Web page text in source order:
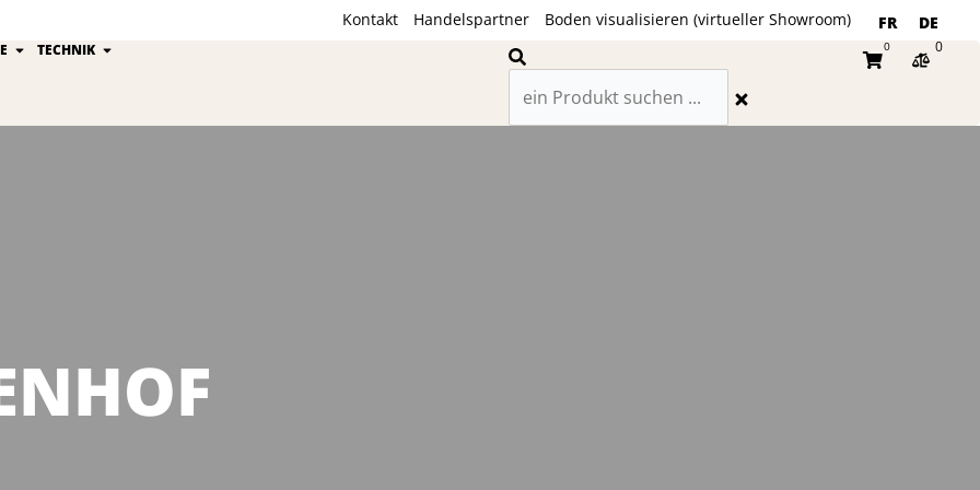
FR DE
Kontakt Handelspartner Boden visualisieren (virtueller Showroom)
Öffne Kährs Gruppe
TECHNIK Öffne Technik Suche 0
Warenkorb
0